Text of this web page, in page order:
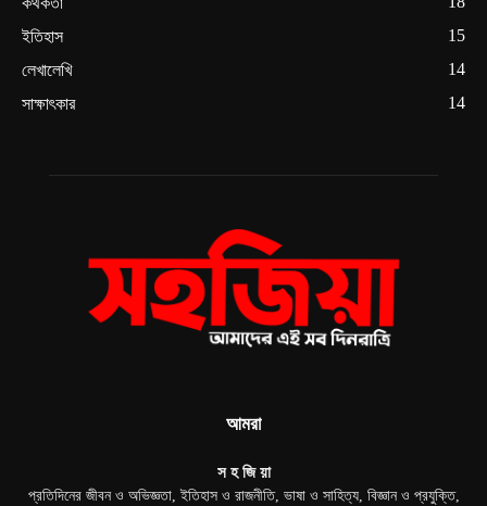
ইতিহাস
15
লেখালেখি
14
সাক্ষাৎকার
14
আমরা
স হ জি য়া
প্রতিদিনের জীবন ও অভিজ্ঞতা, ইতিহাস ও রাজনীতি, ভাষা ও সাহিত্য, বিজ্ঞান ও প্রযুক্তি,